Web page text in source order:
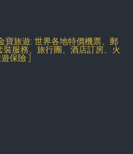
寶旅遊: 世界各地特價機票、郵
服務、旅行團、酒店訂房、火
保險 ]